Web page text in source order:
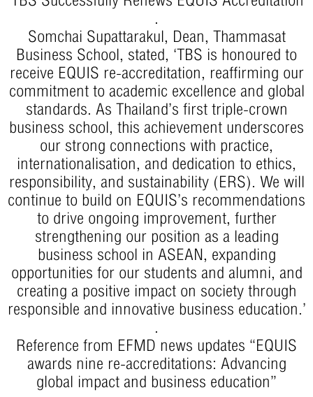
.
Somchai Supattarakul, Dean, Thammasat
Business School, stated, ‘TBS is honoured to
receive EQUIS re-accreditation, reaffirming our
commitment to academic excellence and global
standards. As Thailand’s first triple-crown
business school, this achievement underscores
our strong connections with practice,
internationalisation, and dedication to ethics,
responsibility, and sustainability (ERS). We will
continue to build on EQUIS’s recommendations
to drive ongoing improvement, further
strengthening our position as a leading
business school in ASEAN, expanding
opportunities for our students and alumni, and
creating a positive impact on society through
responsible and innovative business education.’
.
Reference from EFMD news updates “EQUIS
awards nine re-accreditations: Advancing
global impact and business education”